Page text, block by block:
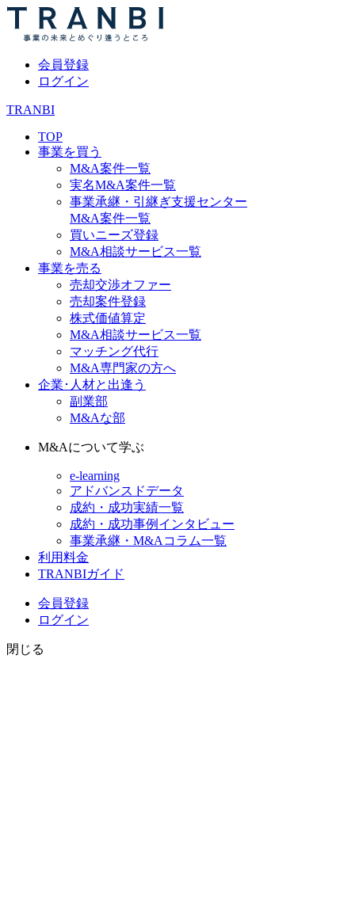
会員登録
ログイン
TRANBI
TOP
事業を買う
M&A案件一覧
実名M&A案件一覧
事業承継・引継ぎ支援センター
M&A案件一覧
買いニーズ登録
M&A相談サービス一覧
事業を売る
売却交渉オファー
売却案件登録
株式価値算定
M&A相談サービス一覧
マッチング代行
M&A専門家の方へ
企業･人材と出逢う
副業部
M&Aな部
M&Aについて学ぶ
e-learning
アドバンスドデータ
成約・成功実績一覧
成約・成功事例インタビュー
事業承継・M&Aコラム一覧
利用料金
TRANBIガイド
会員登録
ログイン
閉じる